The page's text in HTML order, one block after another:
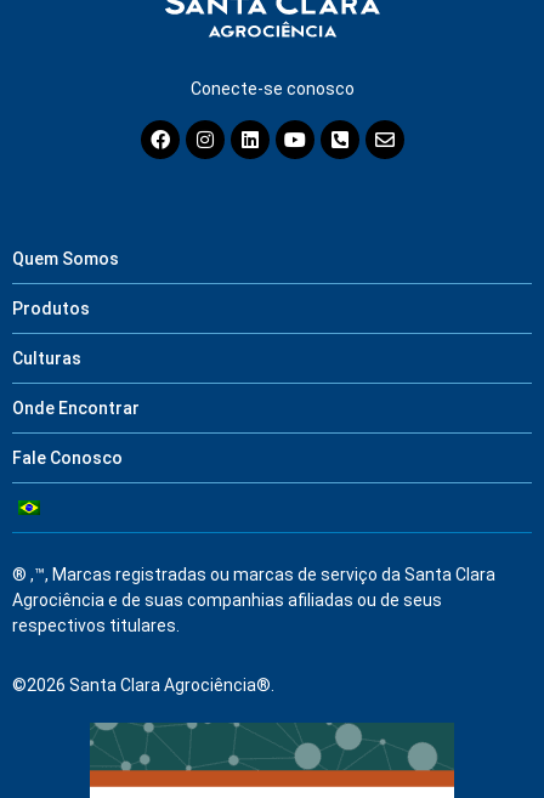
Conecte-se conosco
Quem Somos
Produtos
Culturas
Onde Encontrar
Fale Conosco
® ,™, Marcas registradas ou marcas de serviço da Santa Clara
Agrociência e de suas companhias afiliadas ou de seus
respectivos titulares.
©2026 Santa Clara Agrociência®.